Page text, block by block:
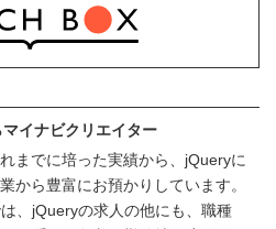
イナビクリエイター
までに培った実績から、jQueryに
から豊富にお預かりしています。
、jQueryの求人の他にも、職種